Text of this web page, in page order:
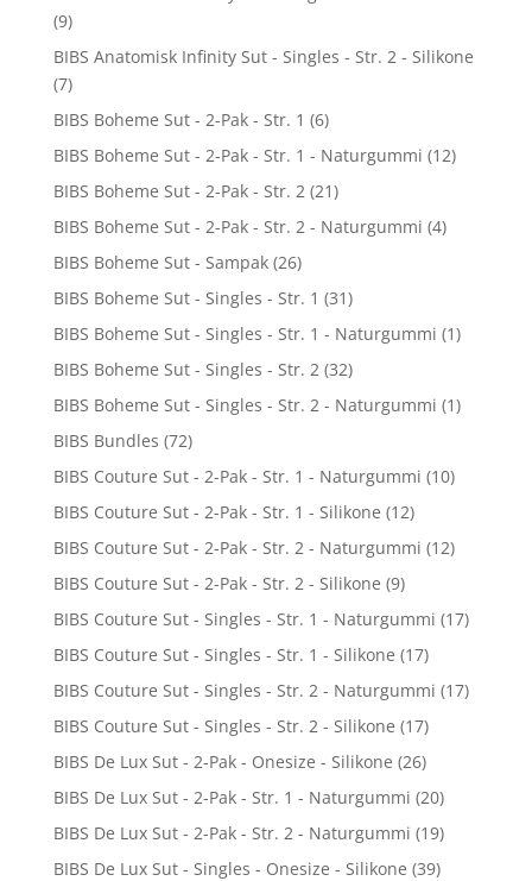
(9)
BIBS Anatomisk Infinity Sut - Singles - Str. 2 - Silikone
(7)
BIBS Boheme Sut - 2-Pak - Str. 1 (6)
BIBS Boheme Sut - 2-Pak - Str. 1 - Naturgummi (12)
BIBS Boheme Sut - 2-Pak - Str. 2 (21)
BIBS Boheme Sut - 2-Pak - Str. 2 - Naturgummi (4)
BIBS Boheme Sut - Sampak (26)
BIBS Boheme Sut - Singles - Str. 1 (31)
BIBS Boheme Sut - Singles - Str. 1 - Naturgummi (1)
BIBS Boheme Sut - Singles - Str. 2 (32)
BIBS Boheme Sut - Singles - Str. 2 - Naturgummi (1)
BIBS Bundles (72)
BIBS Couture Sut - 2-Pak - Str. 1 - Naturgummi (10)
BIBS Couture Sut - 2-Pak - Str. 1 - Silikone (12)
BIBS Couture Sut - 2-Pak - Str. 2 - Naturgummi (12)
BIBS Couture Sut - 2-Pak - Str. 2 - Silikone (9)
BIBS Couture Sut - Singles - Str. 1 - Naturgummi (17)
BIBS Couture Sut - Singles - Str. 1 - Silikone (17)
BIBS Couture Sut - Singles - Str. 2 - Naturgummi (17)
BIBS Couture Sut - Singles - Str. 2 - Silikone (17)
BIBS De Lux Sut - 2-Pak - Onesize - Silikone (26)
BIBS De Lux Sut - 2-Pak - Str. 1 - Naturgummi (20)
BIBS De Lux Sut - 2-Pak - Str. 2 - Naturgummi (19)
BIBS De Lux Sut - Singles - Onesize - Silikone (39)